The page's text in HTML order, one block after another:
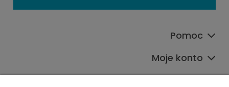
paneli
sieci. W efekcie
Pomoc
Moje konto